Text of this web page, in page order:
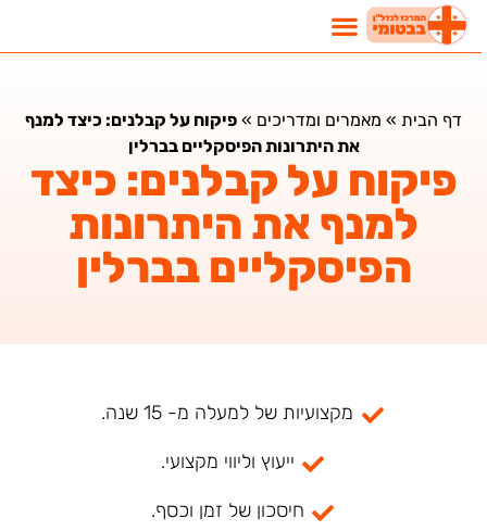
דף הבית»מאמרים ומדריכים»פיקוח על קבלנים: כיצד למנף
את היתרונות הפיסקליים בברלין
פיקוח על קבלנים: כיצד
למנף את היתרונות
הפיסקליים בברלין
מקצועיות של למעלה מ- 15 שנה.
ייעוץ וליווי מקצועי.
חיסכון של זמן וכסף.